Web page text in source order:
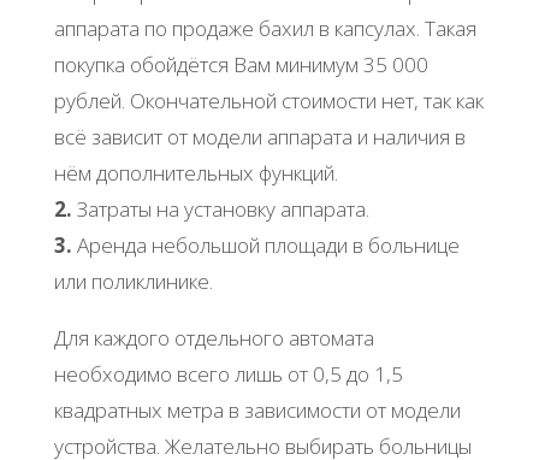
аппарата по продаже бахил в капсулах. Такая
покупка обойдётся Вам минимум 35 000
рублей. Окончательной стоимости нет, так как
всё зависит от модели аппарата и наличия в
нём дополнительных функций.
2. Затраты на установку аппарата.
3. Аренда небольшой площади в больнице
или поликлинике.
Для каждого отдельного автомата
необходимо всего лишь от 0,5 до 1,5
квадратных метра в зависимости от модели
устройства. Желательно выбирать больницы